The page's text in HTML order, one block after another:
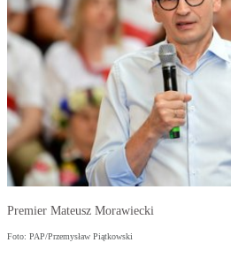
Premier Mateusz Morawiecki
Foto: PAP/Przemysław Piątkowski